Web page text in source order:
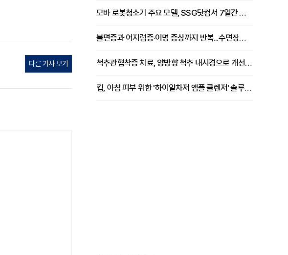
다른 기사 보기
모바 로봇청소기 주요 모델, SSG닷컴서 7일간 브랜드마크 기획전
불면증과 어지럼증·이명 증상까지 반복...수면장애 원인 치료로 극복해야
척추관협착증 치료, 양방향 척추 내시경으로 개선 도움 [이석원 원장 칼럼]
킵, 아침 피부 위한 '하이알차저 앰플 클렌저' 솔루션 공개